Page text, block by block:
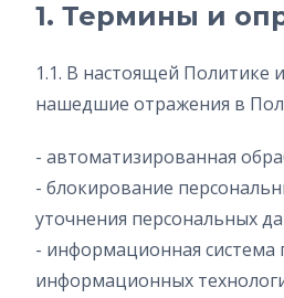
1. Термины и
1.1. В настоящей Политике
нашедшие отражения в
- автоматизированная
- блокирование
уточнения персональных
- информационная система
информационных